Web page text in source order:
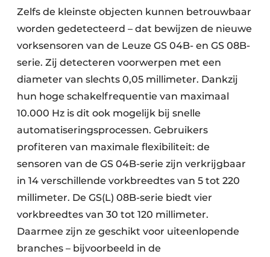
Zelfs de kleinste objecten kunnen betrouwbaar
worden gedetecteerd – dat bewijzen de nieuwe
vorksensoren van de Leuze GS 04B- en GS 08B-
serie. Zij detecteren voorwerpen met een
diameter van slechts 0,05 millimeter. Dankzij
hun hoge schakelfrequentie van maximaal
10.000 Hz is dit ook mogelijk bij snelle
automatiseringsprocessen. Gebruikers
profiteren van maximale flexibiliteit: de
sensoren van de GS 04B-serie zijn verkrijgbaar
in 14 verschillende vorkbreedtes van 5 tot 220
millimeter. De GS(L) 08B-serie biedt vier
vorkbreedtes van 30 tot 120 millimeter.
Daarmee zijn ze geschikt voor uiteenlopende
branches – bijvoorbeeld in de